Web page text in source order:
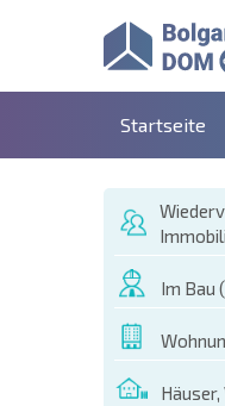
Startseite
Im Bau
Häuser,